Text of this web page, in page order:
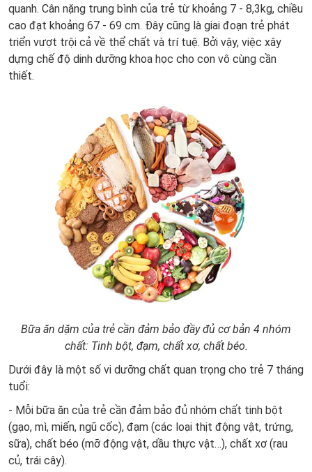
quanh. Cân nặng trung bình của trẻ từ khoảng 7 - 8,3kg, chiều
cao đạt khoảng 67 - 69 cm. Đây cũng là giai đoạn trẻ phát
triển vượt trội cả về thể chất và trí tuệ. Bởi vậy, việc xây
dựng chế độ dinh dưỡng khoa học cho con vô cùng cần
thiết.
Bữa ăn dặm của trẻ cần đảm bảo đầy đủ cơ bản 4 nhóm
chất: Tinh bột, đạm, chất xơ, chất béo.
Dưới đây là một số vi dưỡng chất quan trọng cho trẻ 7 tháng
tuổi:
- Mỗi bữa ăn của trẻ cần đảm bảo đủ nhóm chất tinh bột
(gạo, mì, miến, ngũ cốc), đạm (các loại thịt động vật, trứng,
sữa), chất béo (mỡ động vật, dầu thực vật…), chất xơ (rau
củ, trái cây).